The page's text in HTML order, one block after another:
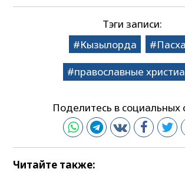
Тэги записи:
Кызылорда
Пасха
православные
Поделитесь в социальных
Читайте также: